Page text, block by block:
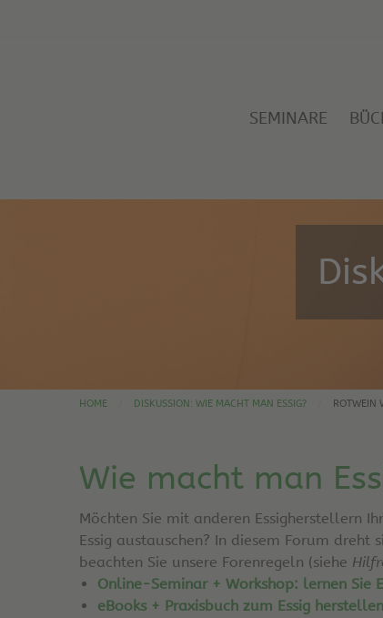
SEMINARE
HOME DISKUSSION: WIE MACHT MAN ESSIG? ROTWEIN
Wie macht man
Möchten Sie mit anderen Essigherstellern
Essig austauschen? In diesem Forum dreht
beachten Sie unsere Forenregeln (siehe
Online-Seminar + Workshop: lernen Sie
eBooks + Praxisbuch zum Essig herstellen